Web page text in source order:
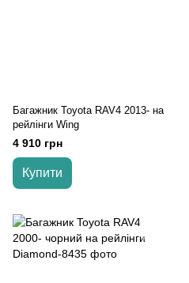
Багажник Toyota RAV4 2013- на
рейлінги Wing
4 910 грн
Купити